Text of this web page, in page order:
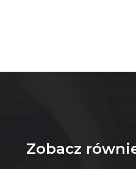
Zobacz